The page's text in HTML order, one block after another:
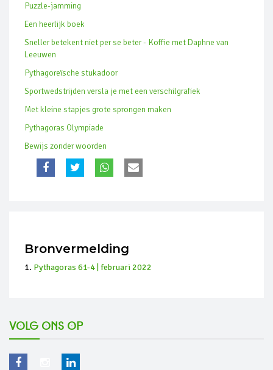
Puzzle-jamming
Een heerlijk boek
Sneller betekent niet per se beter - Koffie met Daphne van
Leeuwen
Pythagoreïsche stukadoor
Sportwedstrijden versla je met een verschilgrafiek
Met kleine stapjes grote sprongen maken
Pythagoras Olympiade
Bewijs zonder woorden
Bronvermelding
Pythagoras 61-4 | februari 2022
Volg ons op